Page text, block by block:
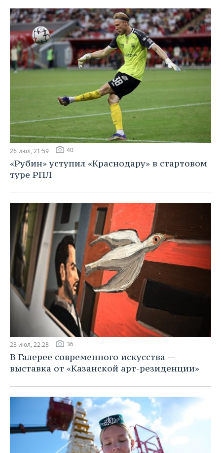
26 июл, 21:59 40
«Рубин» уступил «Краснодару» в стартовом
туре РПЛ
23 июл, 22:28 36
В Галерее современного искусства —
выставка от «Казанской арт-резиденции»